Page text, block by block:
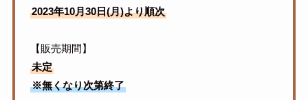
2023年10月30日(月)より順次
【販売期間】
未定
※無くなり次第終了